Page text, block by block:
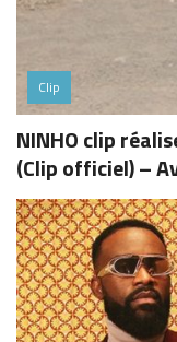
Clip
NINHO clip
(Clip officiel) –